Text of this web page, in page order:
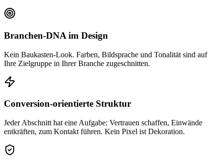
Branchen-DNA im Design
Kein Baukasten-Look. Farben, Bildsprache und Tonalität sind auf
Ihre Zielgruppe in Ihrer Branche zugeschnitten.
Conversion-orientierte Struktur
Jeder Abschnitt hat eine Aufgabe: Vertrauen schaffen, Einwände
entkräften, zum Kontakt führen. Kein Pixel ist Dekoration.